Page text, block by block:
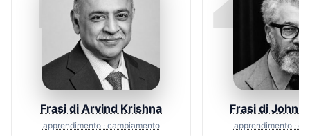
Frasi di Arvind Krishna
apprendimento · cambiamento
Frasi di John
apprendimento ·